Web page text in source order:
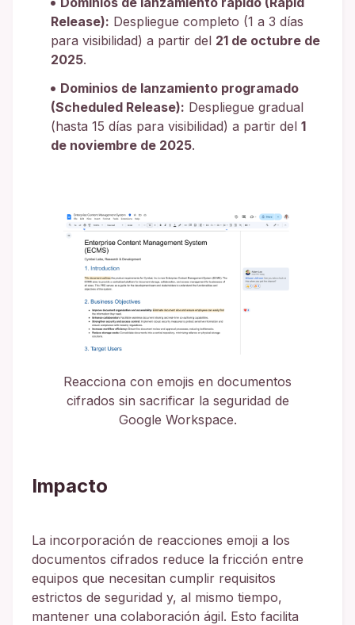
Release): Despliegue completo (1 a 3 días
para visibilidad) a partir del 21 de octubre de
2025.
Dominios de lanzamiento programado
(Scheduled Release): Despliegue gradual
(hasta 15 días para visibilidad) a partir del 1
de noviembre de 2025.
Reacciona con emojis en documentos
cifrados sin sacrificar la seguridad de
Google Workspace.
Impacto
La incorporación de reacciones emoji a los
documentos cifrados reduce la fricción entre
equipos que necesitan cumplir requisitos
estrictos de seguridad y, al mismo tiempo,
mantener una colaboración ágil. Esto facilita